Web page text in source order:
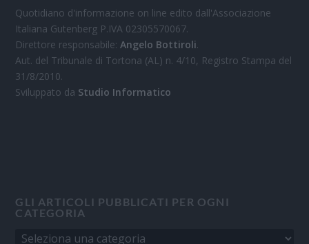
Quotidiano d'informazione on line edito dall'Associazione
Italiana Gutenberg P.IVA 02305570067.
Direttore responsabile:Angelo Bottiroli.
Aut. del Tribunale di Tortona (AL) n. 4/10, Registro Stampa del
31/8/2010.
Sviluppato da Studio Informatico
GLI ARTICOLI PUBBLICATI PER OGNI
CATEGORIA